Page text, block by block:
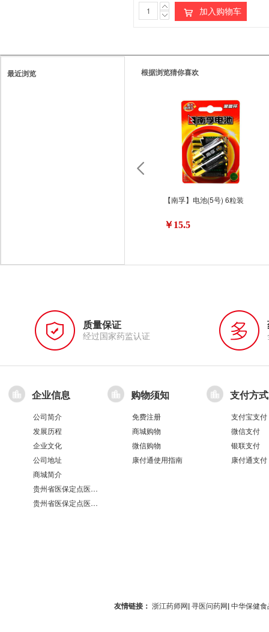
加入购物车
最近浏览 根据浏览猜你喜欢
【南孚】电池(5号) 6粒装
￥15.5
质量保证
经过国家药监认证
企业信息
公司简介
发展历程
企业文化
公司地址
商城简介
贵州省医保定点医疗机构医保服务情况表（第551分店）
贵州省医保定点医疗机构医保服务情况表（第100分店）
购物须知
免费注册
商城购物
微信购物
康付通使用指南
支付方式
支付宝支付
微信支付
银联支付
康付通支付
友情链接： 浙江药师网| 寻医问药网| 中华保健食